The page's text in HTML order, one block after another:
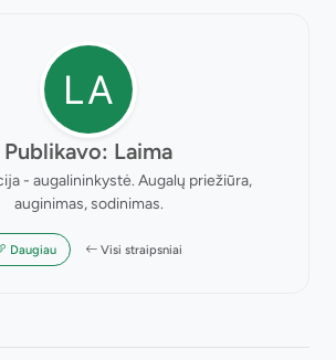
Publikavo: Laima
- augalininkystė. Augalų priežiūra,
auginimas, sodinimas.
Daugiau Visi straipsniai